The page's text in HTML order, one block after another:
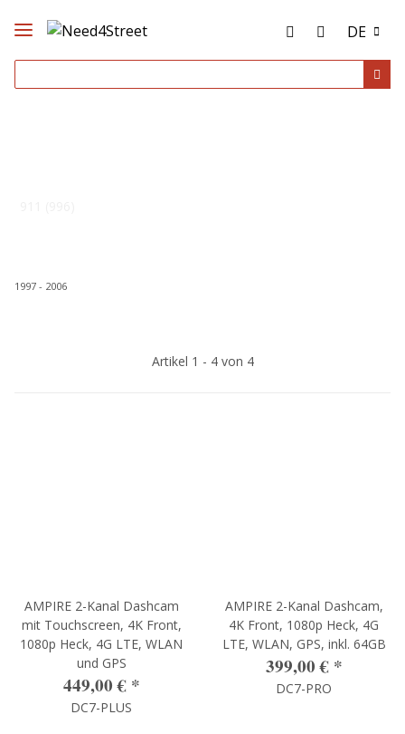
DE
1997 - 2006
Artikel 1 - 4 von 4
AMPIRE 2-Kanal Dashcam
mit Touchscreen, 4K Front,
1080p Heck, 4G LTE, WLAN
und GPS
449,00 € *
DC7-PLUS
AMPIRE 2-Kanal Dashcam,
4K Front, 1080p Heck, 4G
LTE, WLAN, GPS, inkl. 64GB
399,00 € *
DC7-PRO